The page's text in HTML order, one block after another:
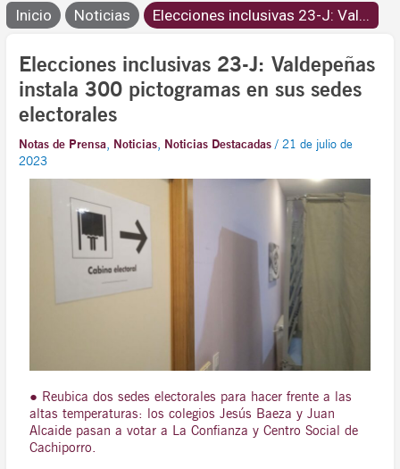
Inicio Noticias Elecciones inclusivas 23-J: Val...
Elecciones inclusivas 23-J: Valdepeñas
instala 300 pictogramas en sus sedes
electorales
Notas de Prensa, Noticias, Noticias Destacadas /21 de julio de
2023
● Reubica dos sedes electorales para hacer frente a las
altas temperaturas: los colegios Jesús Baeza y Juan
Alcaide pasan a votar a La Confianza y Centro Social de
Cachiporro.